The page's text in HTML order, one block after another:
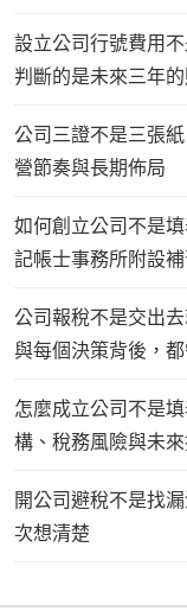
設立公司行號費用
判斷的是未來三年
公司三證不是三張
營節奏與長期佈局
如何創立公司不是
記帳士事務所附設
公司報稅不是交出
與每個決策背後，
怎麼成立公司不是
構、稅務風險與未
開公司避稅不是找
次想清楚